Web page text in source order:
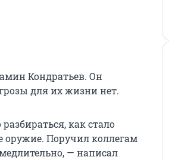
Кондратьев. Он
для их жизни нет.
как стало
Поручил коллегам
— написал